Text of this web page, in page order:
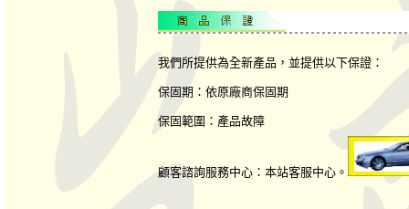
我們所提供為全新產品，並提供以下保證：
保固期：依原廠商保固期
保固範圍：產品故障
顧客諮詢服務中心：本站客服中心。